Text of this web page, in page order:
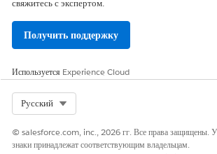
свяжитесь с экспертом.
Получить поддержку
Используется Experience Cloud
Русский
© salesforce.com, inc., 2026 гг. Все права защищены.
знаки принадлежат соответствующим владельцам.